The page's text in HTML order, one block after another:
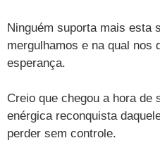
Ninguém suporta mais esta
mergulhamos e na qual nos
esperança.
Creio que chegou a hora de
enérgica reconquista
perder sem controle.